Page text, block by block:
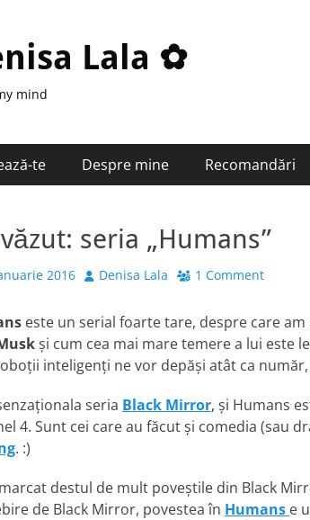
Lala ✿
mind
te Despre mine Recomandări
seria „Humans”
2016 Author
Denisa Lala 1 Comment
este un serial foarte tare, despre care
și cum cea mai mare temere a lui este
inteligenți ne vor depăși atât ca
seria Black Mirror, și Humans
4. Sunt cei care au făcut și comedia (sau
. :)
destul de mult poveștile din Black
de Black Mirror, povestea în Humans e